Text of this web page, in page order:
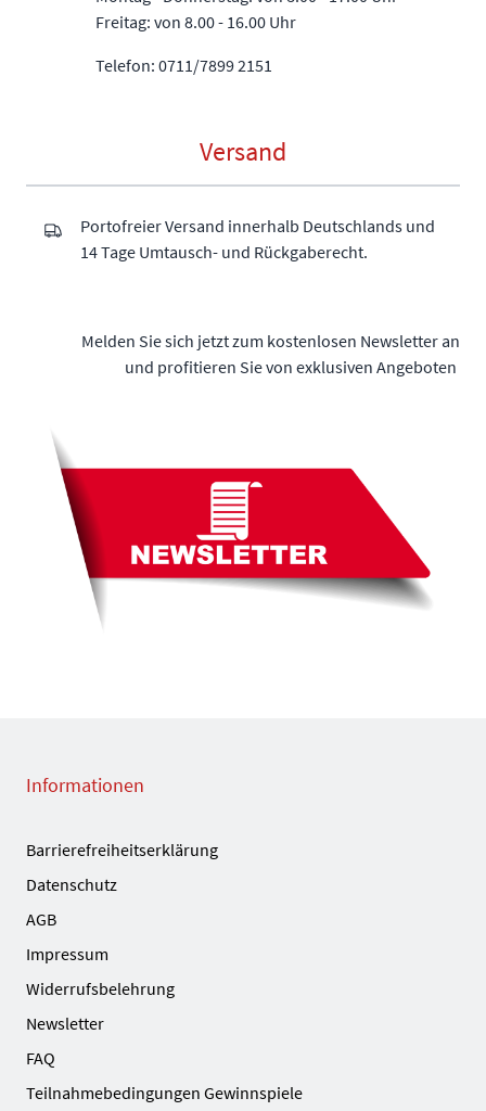
Freitag: von 8.00 - 16.00 Uhr
Telefon: 0711/7899 2151
Versand
Portofreier Versand innerhalb Deutschlands und
14 Tage Umtausch- und Rückgaberecht.
Melden Sie sich jetzt zum kostenlosen Newsletter an
und profitieren Sie von exklusiven Angeboten
Informationen
Barrierefreiheitserklärung
Datenschutz
AGB
Impressum
Widerrufsbelehrung
Newsletter
FAQ
Teilnahmebedingungen Gewinnspiele